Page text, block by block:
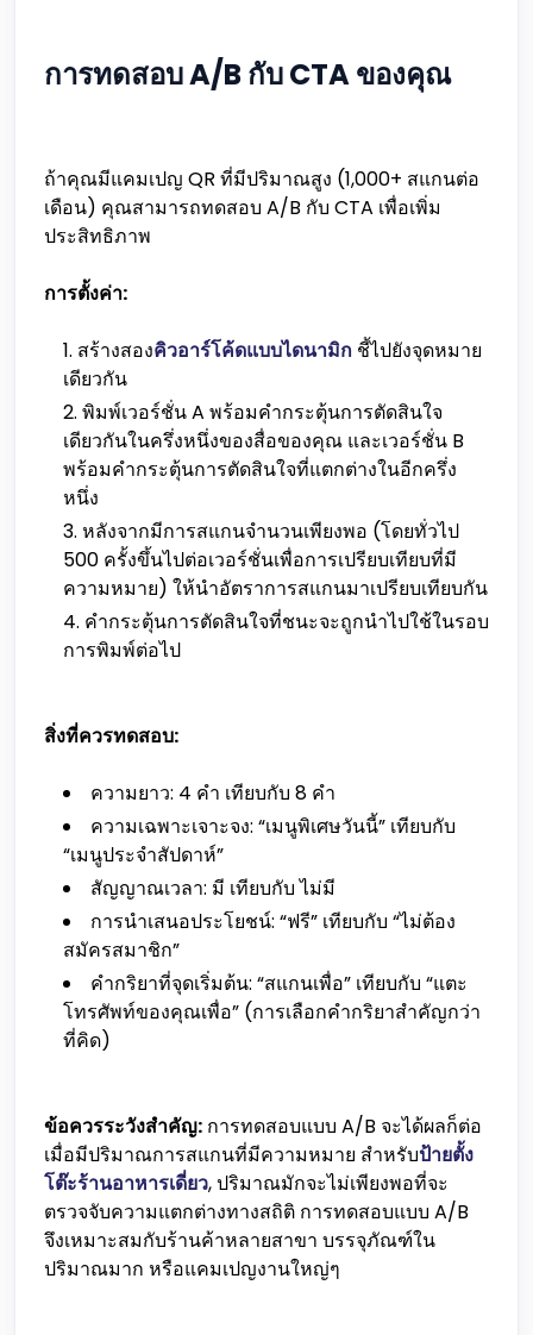
การทดสอบ A/B กับ CTA ของคุณ
ถ้าคุณมีแคมเปญ QR ที่มีปริมาณสูง (1,000+ สแกนต่อ
เดือน) คุณสามารถทดสอบ A/B กับ CTA เพื่อเพิ่ม
ประสิทธิภาพ
การตั้งค่า:
สร้างสองคิวอาร์โค้ดแบบไดนามิก ชี้ไปยังจุดหมาย
เดียวกัน
พิมพ์เวอร์ชั่น A พร้อมคำกระตุ้นการตัดสินใจ
เดียวกันในครึ่งหนึ่งของสื่อของคุณ และเวอร์ชั่น B
พร้อมคำกระตุ้นการตัดสินใจที่แตกต่างในอีกครึ่ง
หนึ่ง
หลังจากมีการสแกนจำนวนเพียงพอ (โดยทั่วไป
500 ครั้งขึ้นไปต่อเวอร์ชั่นเพื่อการเปรียบเทียบที่มี
ความหมาย) ให้นำอัตราการสแกนมาเปรียบเทียบกัน
คำกระตุ้นการตัดสินใจที่ชนะจะถูกนำไปใช้ในรอบ
การพิมพ์ต่อไป
สิ่งที่ควรทดสอบ:
ความยาว: 4 คำ เทียบกับ 8 คำ
ความเฉพาะเจาะจง: “เมนูพิเศษวันนี้” เทียบกับ
“เมนูประจำสัปดาห์”
สัญญาณเวลา: มี เทียบกับ ไม่มี
การนำเสนอประโยชน์: “ฟรี” เทียบกับ “ไม่ต้อง
สมัครสมาชิก”
คำกริยาที่จุดเริ่มต้น: “สแกนเพื่อ” เทียบกับ “แตะ
โทรศัพท์ของคุณเพื่อ” (การเลือกคำกริยาสำคัญกว่า
ที่คิด)
ข้อควรระวังสำคัญ: การทดสอบแบบ A/B จะได้ผลก็ต่อ
เมื่อมีปริมาณการสแกนที่มีความหมาย สำหรับป้ายตั้ง
โต๊ะร้านอาหารเดี่ยว, ปริมาณมักจะไม่เพียงพอที่จะ
ตรวจจับความแตกต่างทางสถิติ การทดสอบแบบ A/B
จึงเหมาะสมกับร้านค้าหลายสาขา บรรจุภัณฑ์ใน
ปริมาณมาก หรือแคมเปญงานใหญ่ๆ